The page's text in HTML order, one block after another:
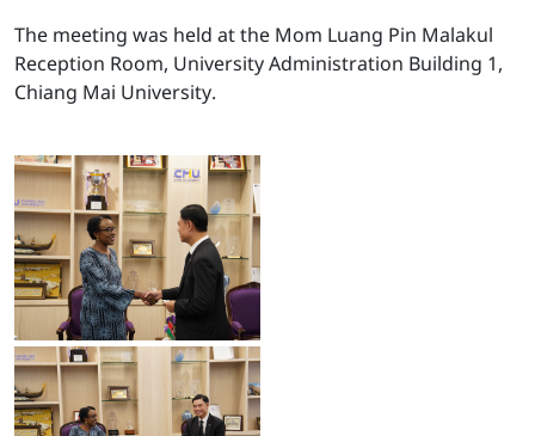
The meeting was held at the Mom Luang Pin Malakul
Reception Room, University Administration Building 1,
Chiang Mai University.